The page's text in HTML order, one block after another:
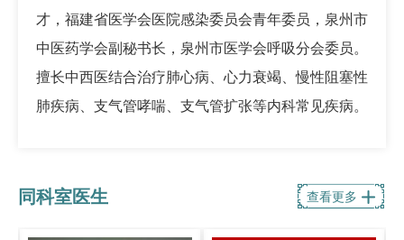
才，福建省医学会医院感染委员会青年委员，泉州市
中医药学会副秘书长，泉州市医学会呼吸分会委员。
擅长中西医结合治疗肺心病、心力衰竭、慢性阻塞性
肺疾病、支气管哮喘、支气管扩张等内科常见疾病。
同科室医生 查看更多 